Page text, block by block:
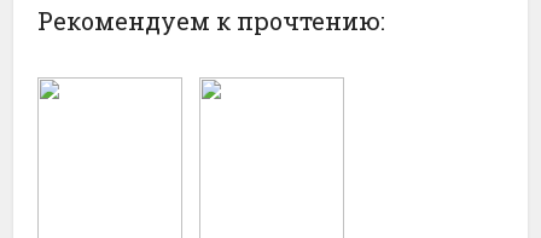
Рекомендуем к прочтению: